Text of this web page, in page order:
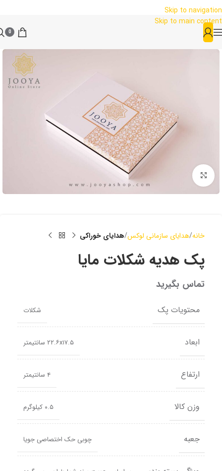
Skip to navigation
Skip to main content
0
بزرگنمایی
خانه هدایای سازمانی لوکس هدایای خوراکی
پک هدیه شکلات مایا
تماس بگیرید
محتویات پک شکلات
ابعاد ۲۲.۶x۱۷.۵ سانتیمتر
ارتفاع ۴ سانتیمتر
وزن کالا ۰.۵ کیلوگرم
جعبه چوبی حک اختصاصی جویا